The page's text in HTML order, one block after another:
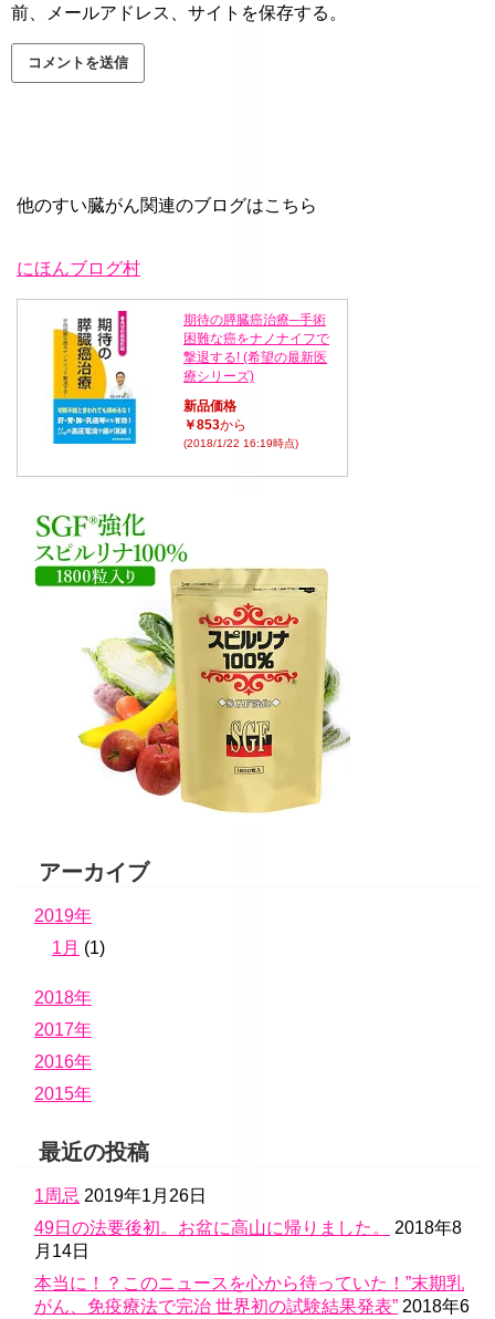
前、メールアドレス、サイトを保存する。
他のすい臓がん関連のブログはこちら
にほんブログ村
期待の膵臓癌治療─手術
困難な癌をナノナイフで
撃退する! (希望の最新医
療シリーズ)
新品価格
￥853から
(2018/1/22 16:19時点)
アーカイブ
2019年
1月 (1)
2018年
2017年
2016年
2015年
最近の投稿
1周忌 2019年1月26日
49日の法要後初。お盆に高山に帰りました。
2018年8
月14日
本当に！？このニュースを心から待っていた！”末期乳
がん、免疫療法で完治 世界初の試験結果発表” 2018年6